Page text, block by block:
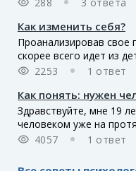
Как изменить себя?
Проанализировав свое
скорее всего идет из
2253
1 ответ
Как понять: нужен
Здравствуйте, мне 19
человеком уже на
4057
1 ответ